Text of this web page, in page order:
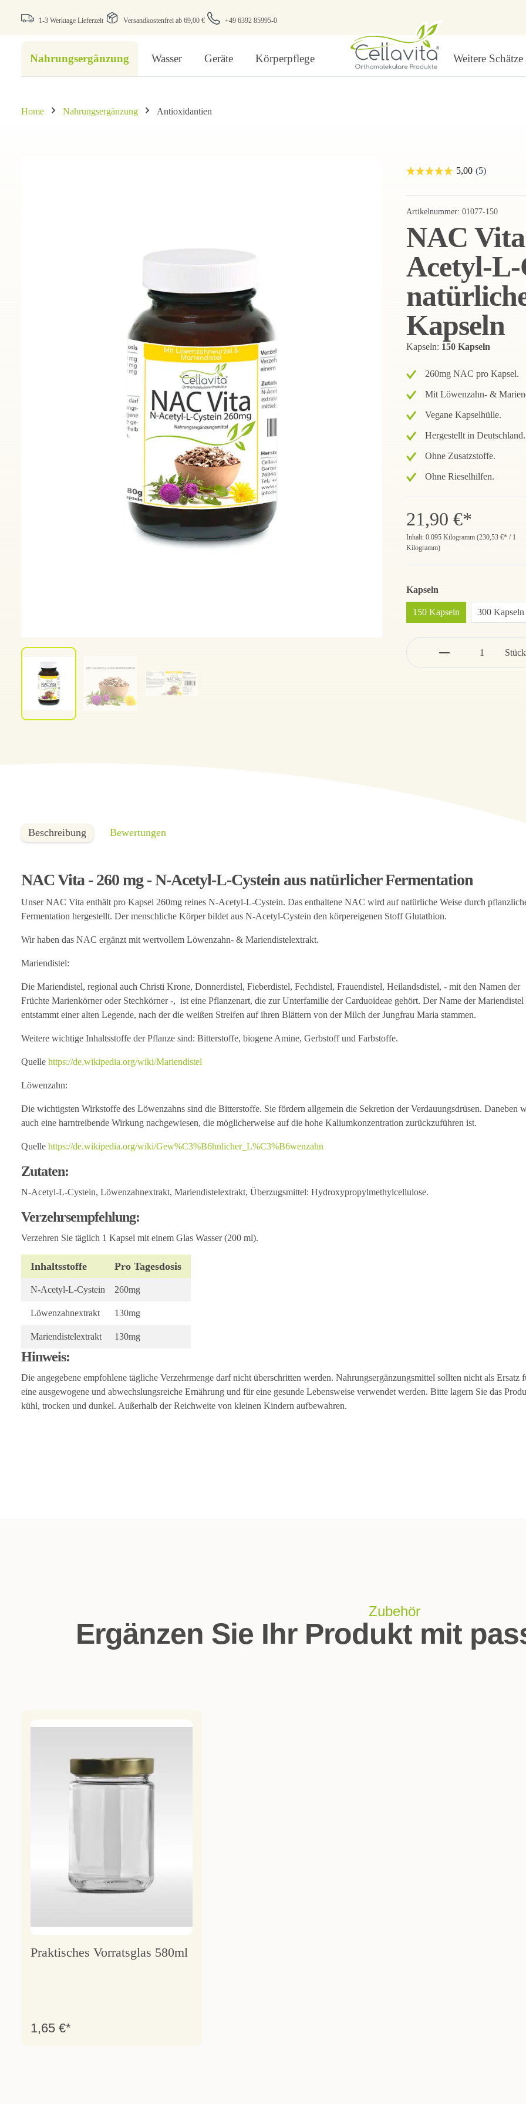
1-3 Werktage Lieferzeit Versandkostenfrei ab 69,00 € +49 6392 85995-0
Nahrungsergänzung Wasser Geräte Körperpflege Weitere Schätze
Home Nahrungsergänzung Antioxidantien
Artikelnummer: 01077-150
NAC
Acetyl-L-
Kapseln
Kapseln: 150 Kapseln
260mg NAC pro Kapsel.
Mit Löwenzahn- &
Vegane Kapselhülle.
Hergestellt in Deutschland.
Ohne Zusatzstoffe.
Ohne Rieselhilfen.
21,90 €*
Inhalt: 0.095 Kilogramm (230,53 €* / 1
Kilogramm)
Kapseln
150 Kapseln 300 Kapseln
Stück
Beschreibung Bewertungen
NAC Vita - 260 mg - N-Acetyl-L-Cystein aus natürlicher Fermentation
Unser NAC Vita enthält pro Kapsel 260mg reines N-Acetyl-L-Cystein. Das enthaltene NAC wird auf natürliche Weise durch
Fermentation hergestellt. Der menschliche Körper bildet aus N-Acetyl-Cystein den körpereigenen Stoff Glutathion.
Wir haben das NAC ergänzt mit wertvollem Löwenzahn- & Mariendistelextrakt.
Mariendistel:
Die Mariendistel, regional auch Christi Krone, Donnerdistel, Fieberdistel, Fechdistel, Frauendistel, Heilandsdistel, - mit den Namen der
Früchte Marienkörner oder Stechkörner -, ist eine Pflanzenart, die zur Unterfamilie der Carduoideae gehört. Der Name der Mariendistel
entstammt einer alten Legende, nach der die weißen Streifen auf ihren Blättern von der Milch der Jungfrau Maria stammen.
Weitere wichtige Inhaltsstoffe der Pflanze sind: Bitterstoffe, biogene Amine, Gerbstoff und Farbstoffe.
Quelle https://de.wikipedia.org/wiki/Mariendistel
Löwenzahn:
Die wichtigsten Wirkstoffe des Löwenzahns sind die Bitterstoffe. Sie fördern allgemein die Sekretion der Verdauungsdrüsen. Daneben
auch eine harntreibende Wirkung nachgewiesen, die möglicherweise auf die hohe Kaliumkonzentration zurückzuführen ist.
Quelle https://de.wikipedia.org/wiki/Gew%C3%B6hnlicher_L%C3%B6wenzahn
Zutaten:
N-Acetyl-L-Cystein, Löwenzahnextrakt, Mariendistelextrakt, Überzugsmittel: Hydroxypropylmethylcellulose.
Verzehrsempfehlung:
Verzehren Sie täglich 1 Kapsel mit einem Glas Wasser (200 ml).
Inhaltsstoffe Pro Tagesdosis
N-Acetyl-L-Cystein 260mg
Löwenzahnextrakt 130mg
Mariendistelextrakt 130mg
Hinweis:
Die angegebene empfohlene tägliche Verzehrmenge darf nicht überschritten werden. Nahrungsergänzungsmittel sollten nicht als Ersatz
eine ausgewogene und abwechslungsreiche Ernährung und für eine gesunde Lebensweise verwendet werden. Bitte lagern Sie das
kühl, trocken und dunkel. Außerhalb der Reichweite von kleinen Kindern aufbewahren.
Zubehör
Ergänzen Sie Ihr Produkt mit
Praktisches Vorratsglas 580ml
1,65 €*